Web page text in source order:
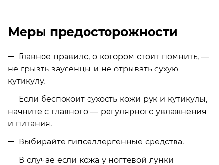
Меры предосторожности
Главное правило, о котором стоит помнить, —
не грызть заусенцы и не отрывать сухую
кутикулу.
Если беспокоит сухость кожи рук и кутикулы,
начните с главного — регулярного увлажнения
и питания.
Выбирайте гипоаллергенные средства.
В случае если кожа у ногтевой лунки